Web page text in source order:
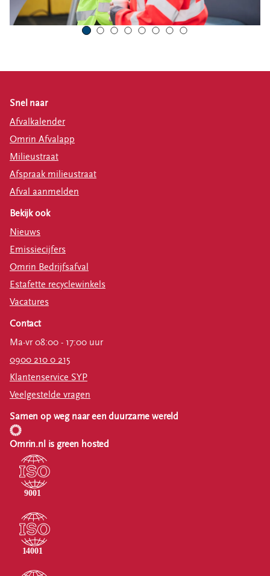
Snel naar
Afvalkalender
Omrin Afvalapp
Milieustraat
Afspraak milieustraat
Afval aanmelden
Bekijk ook
Nieuws
Emissiecijfers
Omrin Bedrijfsafval
Estafette recyclewinkels
Vacatures
Contact
Ma-vr 08:00 - 17:00 uur
0900 210 0 215
Klantenservice SYP
Veelgestelde vragen
Samen op weg naar een duurzame wereld
Omrin.nl is green hosted